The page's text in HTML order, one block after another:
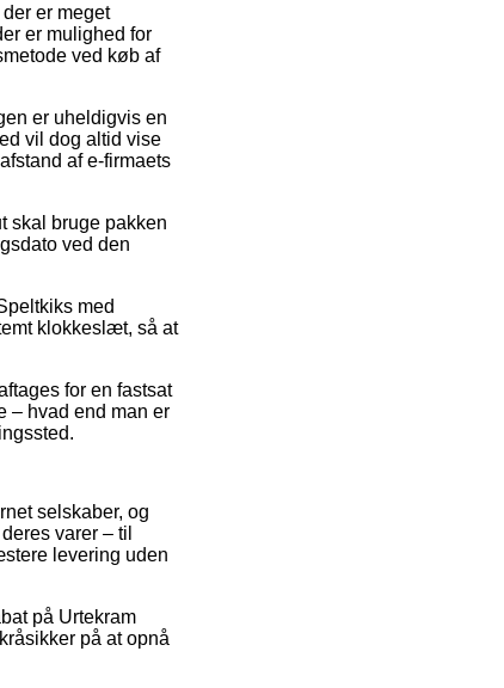
er meget
er mulighed for
ved køb af
er uheldigvis en
vil dog altid vise
af e-firmaets
skal bruge pakken
ved den
med
klokkeslæt, så at
for en fastsat
– hvad end man er
selskaber, og
varer – til
levering uden
på Urtekram
på at opnå